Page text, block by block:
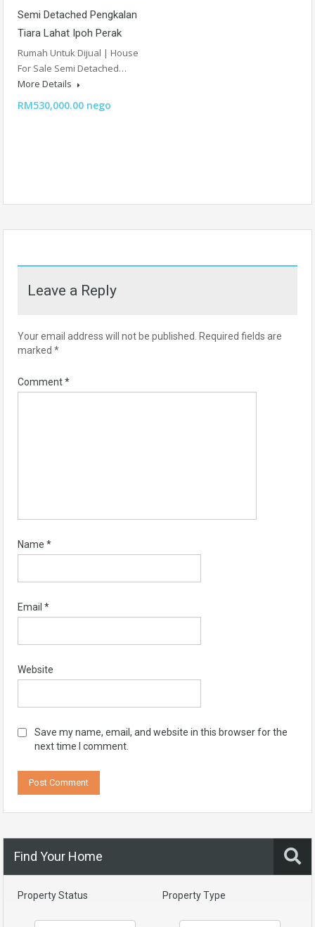
Semi Detached Pengkalan
Tiara Lahat Ipoh Perak
Rumah Untuk Dijual | House
For Sale Semi Detached…
More Details
RM530,000.00 nego
Leave a Reply
Your email address will not be published.
Required fields are
marked *
Comment*
Name *
Email *
Website
Save my name, email, and website in this browser for the
next time I comment.
Find Your Home
Property Status Property Type